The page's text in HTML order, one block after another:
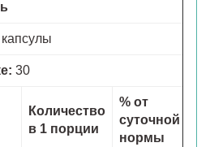
капсулы
30
Количество
в 1 порции
% от
суточной
нормы